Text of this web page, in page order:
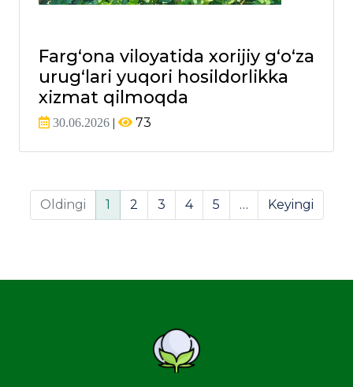
Fargʻona viloyatida xorijiy gʻoʻza
urugʻlari yuqori hosildorlikka
xizmat qilmoqda
30.06.2026 | 73
Oldingi 1 (current)
2 3 4 5 … Keyingi